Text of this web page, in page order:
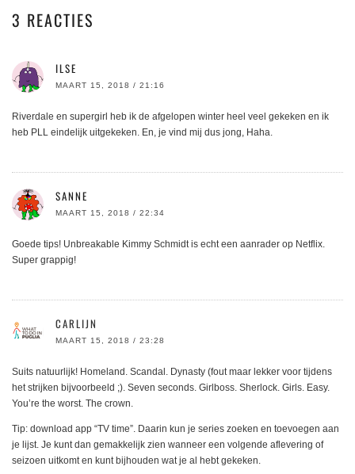
3 REACTIES
ILSE
MAART 15, 2018 / 21:16
Riverdale en supergirl heb ik de afgelopen winter heel veel gekeken en ik
heb PLL eindelijk uitgekeken. En, je vind mij dus jong, Haha.
SANNE
MAART 15, 2018 / 22:34
Goede tips! Unbreakable Kimmy Schmidt is echt een aanrader op Netflix.
Super grappig!
CARLIJN
MAART 15, 2018 / 23:28
Suits natuurlijk! Homeland. Scandal. Dynasty (fout maar lekker voor tijdens
het strijken bijvoorbeeld ;). Seven seconds. Girlboss. Sherlock. Girls. Easy.
You’re the worst. The crown.
Tip: download app “TV time”. Daarin kun je series zoeken en toevoegen aan
je lijst. Je kunt dan gemakkelijk zien wanneer een volgende aflevering of
seizoen uitkomt en kunt bijhouden wat je al hebt gekeken.